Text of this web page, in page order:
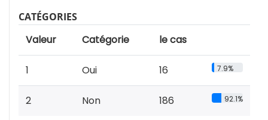
CATÉGORIES
Valeur Catégorie le cas
1 Oui 16 7.9%
2 Non 186 92.1%